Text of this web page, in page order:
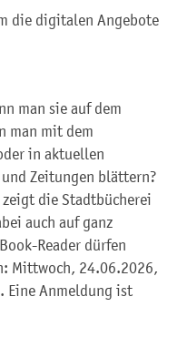
die digitalen Angebote
man sie auf dem
man mit dem
in aktuellen
Zeitungen blättern?
die Stadtbücherei
auch auf ganz
Reader dürfen
Mittwoch, 24.06.2026,
Eine Anmeldung ist